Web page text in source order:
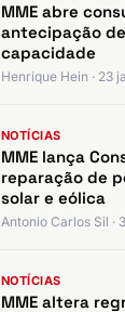
MME abre
antecipação
capacidade
Henrique Hein · 23
NOTÍCIAS
MME lança
reparação de
solar e eólica
Antonio Carlos Sil ·
NOTÍCIAS
MME altera